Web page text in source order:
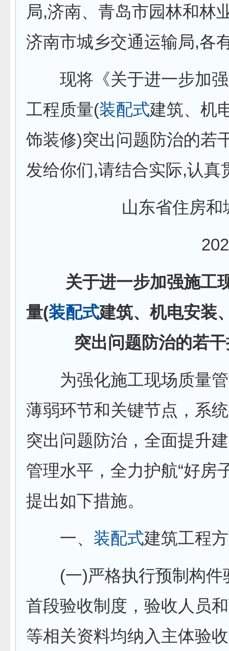
局,济南、青岛市园林和林
济南市城乡交通运输局,各
现将《关于进一步加强
工程质量(装配式建筑、机
饰装修)突出问题防治的若
发给你们,请结合实际,认真
山东省住房和
2026
关于进一步加强施工
量(装配式建筑、机电安装
突出问题防治的若
为强化施工现场质量管
薄弱环节和关键节点，系
突出问题防治，全面提升
管理水平，全力护航“好房
提出如下措施。
一、 装配式建筑工程
(一)严格执行预制构件
首段验收制度，验收人员
等相关资料均纳入主体验